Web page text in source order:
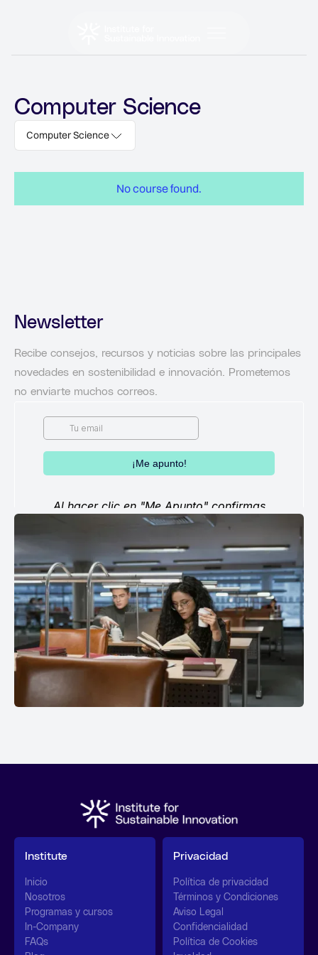
Computer Science
Computer Science
No course found.
Newsletter
Recibe consejos, recursos y noticias sobre las principales
novedades en sostenibilidad e innovación. Prometemos
no enviarte muchos correos.
Institute
Inicio
Nosotros
Programas y cursos
In-Company
FAQs
Privacidad
Política de privacidad
Términos y Condiciones
Aviso Legal
Confidencialidad
Política de Cookies